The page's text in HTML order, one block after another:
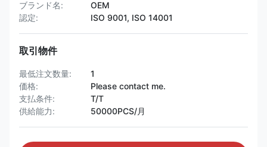
ブランド名:
OEM
認定:
ISO 9001, ISO 14001
取引物件
最低注文数量:
1
価格:
Please contact me.
支払条件:
T/T
供給能力:
50000PCS/月